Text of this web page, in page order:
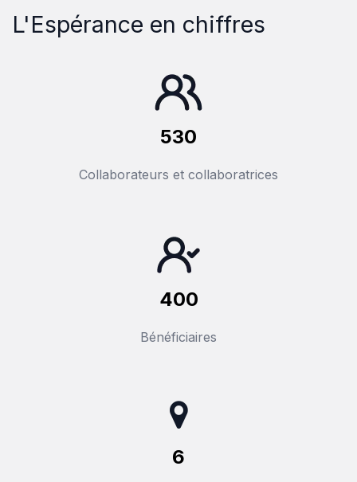
L'Espérance en chiffres
530
Collaborateurs et collaboratrices
400
Bénéficiaires
6